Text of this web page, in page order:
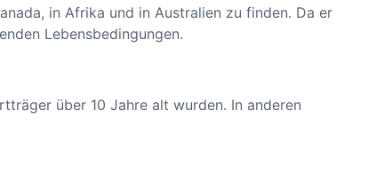
in Afrika und in Australien zu finden. Da er
Lebensbedingungen.
10 Jahre alt wurden. In anderen